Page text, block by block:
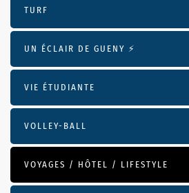
TURF
UN ÉCLAIR DE GUENY ⚡️
VIE ÉTUDIANTE
VOLLEY-BALL
VOYAGES / HÔTEL / LIFESTYLE